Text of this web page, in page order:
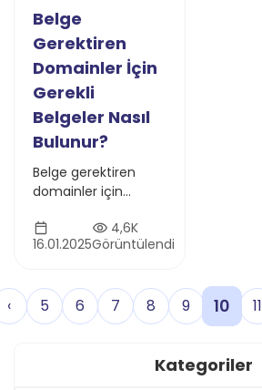
Belge
Gerektiren
Domainler İçin
Gerekli
Belgeler Nasıl
Bulunur?
Belge gerektiren
domainler için
bulma rehberi: Hangi
domain için hangi
hızlı ve kolay öğrenin!
16.01.2025
4,6K
Görüntülendi
‹ 5 6 7 8 9 10 11
Kategoriler